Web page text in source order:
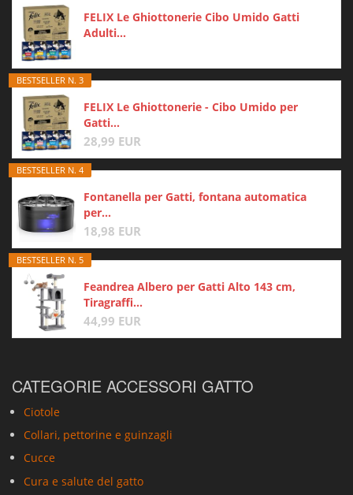
FELIX Le Ghiottonerie Cibo Umido Gatti
Adulti...
BESTSELLER N. 3
FELIX Le Ghiottonerie - Cibo Umido per
Gatti...
28,99 EUR
BESTSELLER N. 4
Fontanella per Gatti, fontana automatica
per...
18,98 EUR
BESTSELLER N. 5
Feandrea Albero per Gatti Alto 143 cm,
Tiragraffi...
44,99 EUR
CATEGORIE ACCESSORI GATTO
Ciotole
Collari, pettorine e guinzagli
Cucce
Cura e salute del gatto